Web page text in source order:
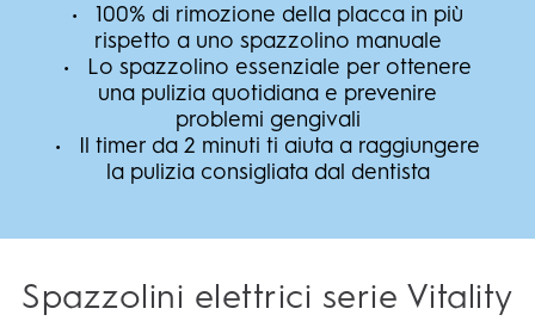
• 100% di rimozione della placca in più
rispetto a uno spazzolino manuale
• Lo spazzolino essenziale per ottenere
una pulizia quotidiana e prevenire
problemi gengivali
• Il timer da 2 minuti ti aiuta a raggiungere
la pulizia consigliata dal dentista
Spazzolini elettrici serie Vitality